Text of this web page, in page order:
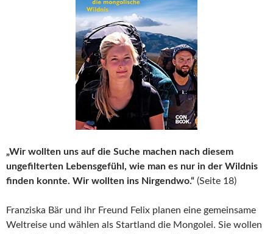
„Wir wollten uns auf die Suche machen nach diesem
ungefilterten Lebensgefühl, wie man es nur in der Wildnis
finden konnte. Wir wollten ins Nirgendwo.“ (Seite 18)
Franziska Bär und ihr Freund Felix planen eine gemeinsame
Weltreise und wählen als Startland die Mongolei. Sie wollen